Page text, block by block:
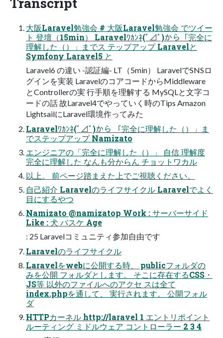
⼤阪Laravel勉強会 # ⼤阪Laravel勉強会 でツイー
ト 登壇（15min） Laravelﾜｶﾝﾈ(ﾟ⊿ﾟ)から「完全に
理解した（）」までス テップアップ Laravelと
Symfony Laravel5 と
Laravel6 の違い -認証編- LT（5min） LaravelでSNSロ
グインを実装 LaravelのコアコードからMiddleware
とControllerの実 ⾏⼿順を理解する MySQLと⽂字コ
ードの話 故Laravel4でやっていく時のTips Amazon
LightsailにLaravel環境作ってみた
Laravelﾜｶﾝﾈ(ﾟ⊿ﾟ)から 「完全に理解した（）」ま
でステップアップ Namizato
エンジニアの「完全に理解した（）」 ⾃信 理解度
完全に理解した なんも分からん チョットワカル
以上。 前ページ踏まえた上でご視聴ください。
⾃⼰紹介 Laravelのライフサイクル Laravelでよく
⽬にするやつ
Namizato @namizatop Work : サーバーサイド
Like : ⽝ バスケ Age
: 25 Laravelコミュニティ参加⾃由です
Laravelのライフサイクル
Laravelをwebに公開する時、 publicフォルダの
みを公開 フォルダとします。 そこに存在するCSS・
JS等 以外のファイルへのアクセ スは全て
index.phpを通して、 実⾏されます。 公開フォル
ダ
HTTPカーネル http://laravel 1 エントリポイント
ルーティング ミドルウェア コントローラー 2 3 4